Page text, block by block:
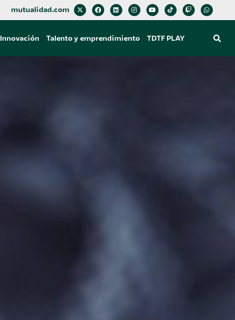
mutualidad.com
Innovación Talento y emprendimiento TDTF PLAY